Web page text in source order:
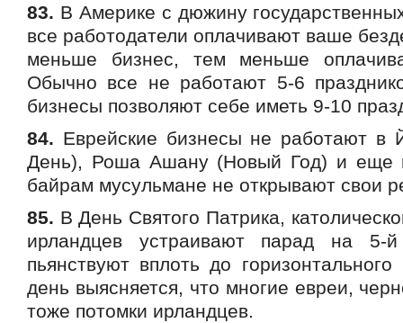
83. В Америке с дюжину
все работодатели оплачивают ваше
меньше бизнес, тем меньше
Обычно все не работают 5-6
бизнесы позволяют себе иметь 9-10
84. Еврейские бизнесы не работают в
День), Роша Ашану (Новый Год) и еще
байрам мусульмане не открывают свои
85. В День Святого Патрика,
ирландцев устраивают парад на
пьянствуют вплоть до
день выясняется, что многие евреи,
тоже потомки ирландцев.